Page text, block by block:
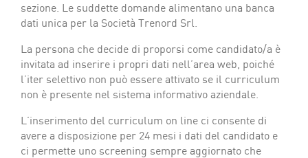
sezione. Le suddette domande alimentano una banca
dati unica per la Società Trenord Srl.
La persona che decide di proporsi come candidato/a è
invitata ad inserire i propri dati nell’area web, poiché
l’iter selettivo non può essere attivato se il curriculum
non è presente nel sistema informativo aziendale.
L’inserimento del curriculum on line ci consente di
avere a disposizione per 24 mesi i dati del candidato e
ci permette uno screening sempre aggiornato che